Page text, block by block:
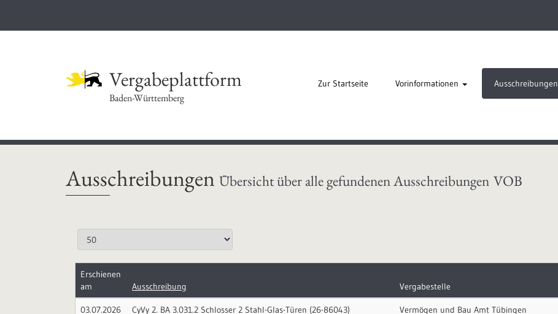
Vergabeplattform
Baden-Württemberg
Zur Startseite Vorinformationen Ausschreibungen
Ausschreibungen Übersicht über alle gefundenen Ausschreibungen VOB
Erschienen
am
Ausschreibung Vergabestelle
03.07.2026 CyVy 2. BA 3.031.2 Schlosser 2 Stahl-Glas-Türen (26-86043) Vermögen und Bau Amt Tübingen